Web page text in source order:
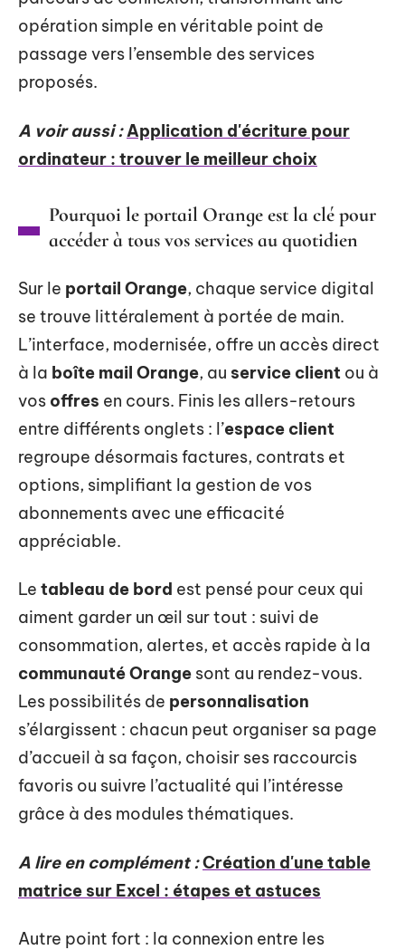
opération simple en véritable point de
passage vers l’ensemble des services
proposés.
A voir aussi : Application d'écriture pour
ordinateur : trouver le meilleur choix
Pourquoi le portail Orange est la clé pour
accéder à tous vos services au quotidien
Sur le portail Orange, chaque service digital
se trouve littéralement à portée de main.
L’interface, modernisée, offre un accès direct
à la boîte mail Orange, au service client ou à
vos offres en cours. Finis les allers-retours
entre différents onglets : l’espace client
regroupe désormais factures, contrats et
options, simplifiant la gestion de vos
abonnements avec une efficacité
appréciable.
Le tableau de bord est pensé pour ceux qui
aiment garder un œil sur tout : suivi de
consommation, alertes, et accès rapide à la
communauté Orange sont au rendez-vous.
Les possibilités de personnalisation
s’élargissent : chacun peut organiser sa page
d’accueil à sa façon, choisir ses raccourcis
favoris ou suivre l’actualité qui l’intéresse
grâce à des modules thématiques.
A lire en complément :Création d'une table
matrice sur Excel : étapes et astuces
Autre point fort : la connexion entre les